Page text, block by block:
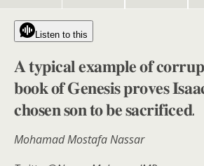
Listen to this
𝐀 𝐭𝐲𝐩𝐢𝐜𝐚𝐥 𝐞𝐱𝐚𝐦𝐩𝐥𝐞 𝐨𝐟
𝐛𝐨𝐨𝐤 𝐨𝐟 𝐆𝐞𝐧𝐞𝐬𝐢𝐬 𝐩𝐫𝐨𝐯𝐞𝐬
𝐜𝐡𝐨𝐬𝐞𝐧 𝐬𝐨𝐧 𝐭𝐨 𝐛𝐞 𝐬𝐚𝐜𝐫𝐢𝐟𝐢𝐜𝐞𝐝.
Mohamad Mostafa Nassar